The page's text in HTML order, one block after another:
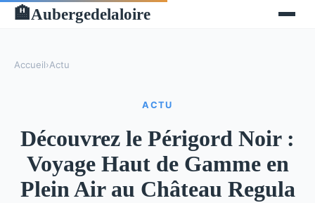
🏨Aubergedelaloire
Accueil›Actu
ACTU
Découvrez le Périgord Noir :
Voyage Haut de Gamme en
Plein Air au Château Regula